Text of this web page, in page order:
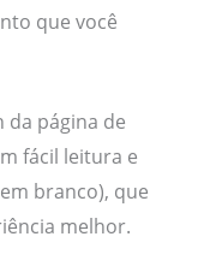
que você
da página de
fácil leitura e
branco), que
melhor.